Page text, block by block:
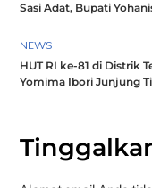
Sasi Adat, Bupati
NEWS
HUT RI ke-81 di Distrik
Yomima Ibori Junjung